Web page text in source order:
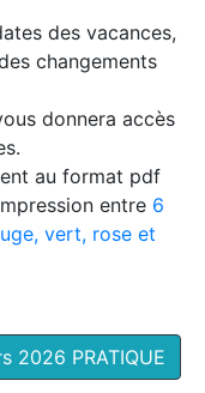
des vacances,
changements
donnera accès
au format pdf
entre 6
vert, rose et
2026 PRATIQUE